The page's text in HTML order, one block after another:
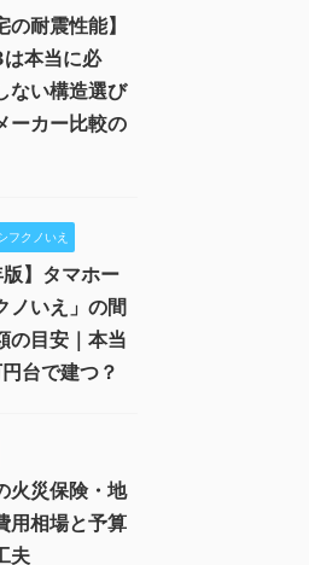
の耐震性能】
本当に必
ない構造選び
ーカー比較の
フクノいえ
版】タマホー
ノいえ」の間
の目安｜本当
台で建つ？
火災保険・地
用相場と予算
夫